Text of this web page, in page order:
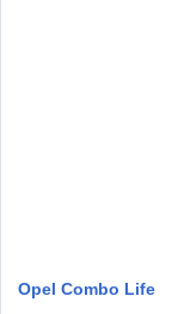
Opel Combo Life